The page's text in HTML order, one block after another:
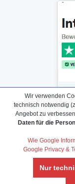
Wir verwenden
technisch notwendig
Angebot zu
Daten für die
Wie Google
Google Privacy &
Nur